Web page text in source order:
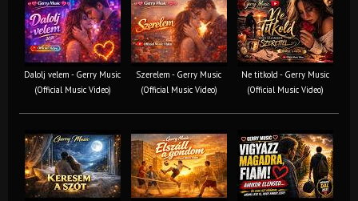
Dalolj velem - Gerry Music
(Official Music Video)
Szerelem - Gerry Music
(Official Music Video)
Ne titkold - Gerry Music
(Official Music Video)